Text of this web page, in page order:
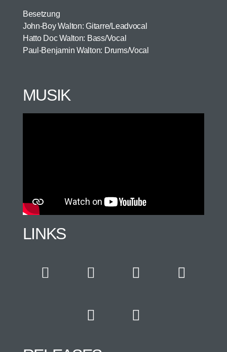
Besetzung
John-Boy Walton: Gitarre/Leadvocal
Hatto Doc Walton: Bass/Vocal
Paul-Benjamin Walton: Drums/Vocal
MUSIK
LINKS